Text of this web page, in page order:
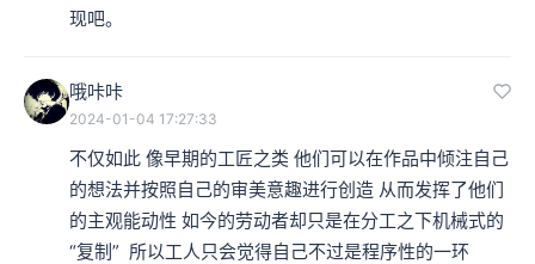
现吧。
哦咔咔
2024-01-04 17:27:33
不仅如此 像早期的工匠之类 他们可以在作品中倾注自己
的想法并按照自己的审美意趣进行创造 从而发挥了他们
的主观能动性 如今的劳动者却只是在分工之下机械式的
“复制”  所以工人只会觉得自己不过是程序性的一环